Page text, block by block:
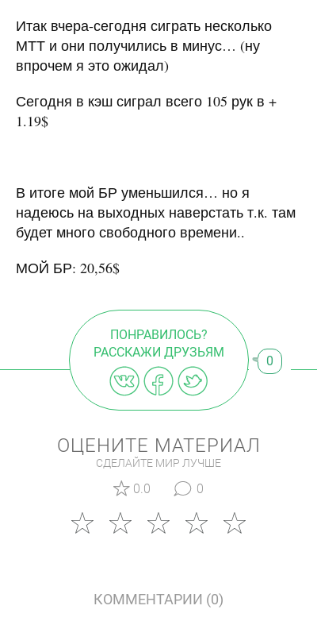
Итак вчера-сегодня сиграть несколько
МТТ и они получились в минус… (ну
впрочем я это ожидал)
Сегодня в кэш сиграл всего 105 рук в +
1.19$
В итоге мой БР уменьшился… но я
надеюсь на выходных наверстать т.к. там
будет много свободного времени..
МОЙ БР: 20,56$
ПОНРАВИЛОСЬ?
РАССКАЖИ ДРУЗЬЯМ
0
ОЦЕНИТЕ МАТЕРИАЛ
СДЕЛАЙТЕ МИР ЛУЧШЕ
0.0 0
КОММЕНТАРИИ (0)